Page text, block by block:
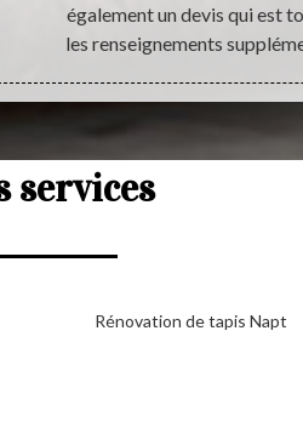
également un devis qui est
les renseignements
services
Rénovation de tapis Napt